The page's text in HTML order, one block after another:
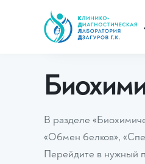
Главная Анализы
В разделе
«Обмен белков»,
Перейдите в нужный